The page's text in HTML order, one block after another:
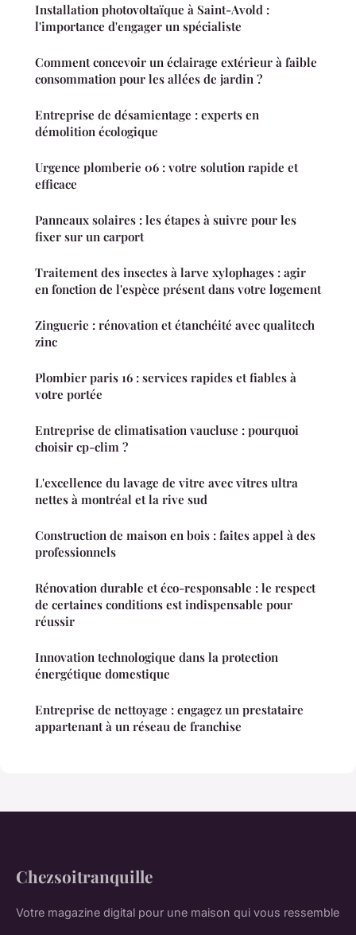
Installation photovoltaïque à Saint-Avold :
l'importance d'engager un spécialiste
Comment concevoir un éclairage extérieur à faible
consommation pour les allées de jardin ?
Entreprise de désamientage : experts en
démolition écologique
Urgence plomberie 06 : votre solution rapide et
efficace
Panneaux solaires : les étapes à suivre pour les
fixer sur un carport
Traitement des insectes à larve xylophages : agir
en fonction de l'espèce présent dans votre logement
Zinguerie : rénovation et étanchéité avec qualitech
zinc
Plombier paris 16 : services rapides et fiables à
votre portée
Entreprise de climatisation vaucluse : pourquoi
choisir cp-clim ?
L'excellence du lavage de vitre avec vitres ultra
nettes à montréal et la rive sud
Construction de maison en bois : faites appel à des
professionnels
Rénovation durable et éco-responsable : le respect
de certaines conditions est indispensable pour
réussir
Innovation technologique dans la protection
énergétique domestique
Entreprise de nettoyage : engagez un prestataire
appartenant à un réseau de franchise
Chezsoitranquille
Votre magazine digital pour une maison qui vous ressemble